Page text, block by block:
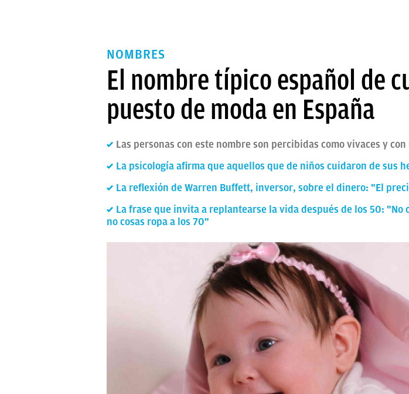
NOMBRES
El nombre típico español de
puesto de moda en España
Las personas con este nombre son percibidas como vivaces y
La psicología afirma que aquellos que de niños cuidaron de sus
La reflexión de Warren Buffett, inversor, sobre el dinero: "El
La frase que invita a replantearse la vida después de los 50:
no cosas ropa a los 70"